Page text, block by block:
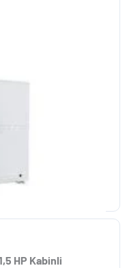
HP Kabinli